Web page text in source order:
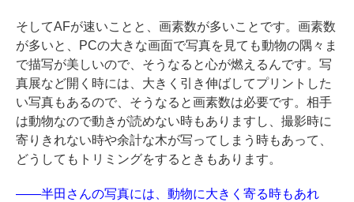
そしてAFが速いことと、画素数が多いことです。画素数
が多いと、PCの大きな画面で写真を見ても動物の隅々ま
で描写が美しいので、そうなると心が燃えるんです。写
真展など開く時には、大きく引き伸ばしてプリントした
い写真もあるので、そうなると画素数は必要です。相手
は動物なので動きが読めない時もありますし、撮影時に
寄りきれない時や余計な木が写ってしまう時もあって、
どうしてもトリミングをするときもあります。
――半田さんの写真には、動物に大きく寄る時もあれ